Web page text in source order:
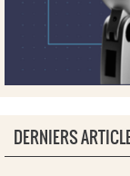
DERNIERS